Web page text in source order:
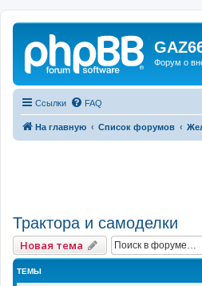
Форум о
Ссылки FAQ
На главную Список форумов
Трактора и самоделки
Новая тема
ТЕМЫ